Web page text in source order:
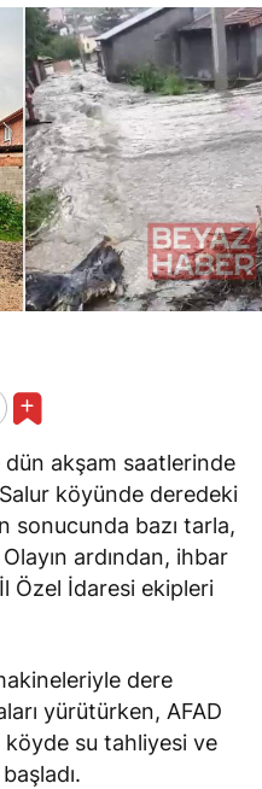
dün akşam saatlerinde
köyünde deredeki
sonucunda bazı tarla,
ardından, ihbar
Özel İdaresi ekipleri
dere
yürütürken, AFAD
su tahliyesi ve